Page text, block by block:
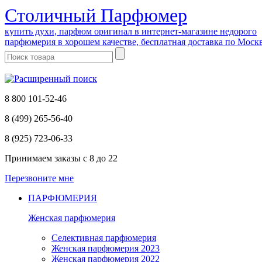
Cтоличный Парфюмер
купить духи, парфюм оригинал в интернет-магазине недорого
парфюмерия в хорошем качестве, бесплатная доставка по
8 800 101-52-46
8 (499) 265-56-40
8 (925) 723-06-33
Принимаем заказы с 8 до 22
Перезвоните мне
ПАРФЮМЕРИЯ
Женская парфюмерия
Селективная парфюмерия
Женская парфюмерия 2023
Женская парфюмерия 2022